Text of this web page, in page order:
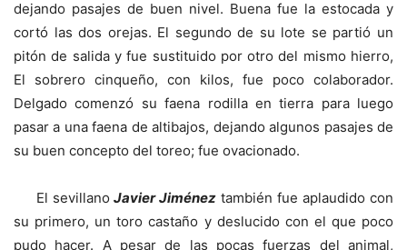
dejando pasajes de buen nivel. Buena fue la estocada y
cortó las dos orejas. El segundo de su lote se partió un
pitón de salida y fue sustituido por otro del mismo hierro,
El sobrero cinqueño, con kilos, fue poco colaborador.
Delgado comenzó su faena rodilla en tierra para luego
pasar a una faena de altibajos, dejando algunos pasajes de
su buen concepto del toreo; fue ovacionado.
El sevillanoJavier Jiménez también fue aplaudido con
su primero, un toro castaño y deslucido con el que poco
pudo hacer. A pesar de las pocas fuerzas del animal,